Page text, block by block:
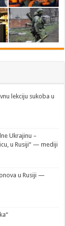
lekciju sukoba u
Ukrajinu –
u Rusiji“ — mediji
u Rusiji —